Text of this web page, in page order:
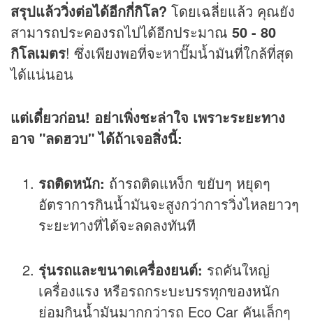
สรุปแล้ววิ่งต่อได้อีกกี่กิโล? โดยเฉลี่ยแล้ว คุณยัง
สามารถประคองรถไปได้อีกประมาณ 50 - 80
กิโลเมตร! ซึ่งเพียงพอที่จะหาปั๊มน้ำมันที่ใกล้ที่สุด
ได้แน่นอน
แต่เดี๋ยวก่อน! อย่าเพิ่งชะล่าใจ เพราะระยะทาง
อาจ "ลดฮวบ" ได้ถ้าเจอสิ่งนี้:
รถติดหนัก: ถ้ารถติดแหง็ก ขยับๆ หยุดๆ
อัตราการกินน้ำมันจะสูงกว่าการวิ่งไหลยาวๆ
ระยะทางที่ได้จะลดลงทันที
รุ่นรถและขนาดเครื่องยนต์: รถคันใหญ่
เครื่องแรง หรือรถกระบะบรรทุกของหนัก
ย่อมกินน้ำมันมากกว่ารถ Eco Car คันเล็กๆ